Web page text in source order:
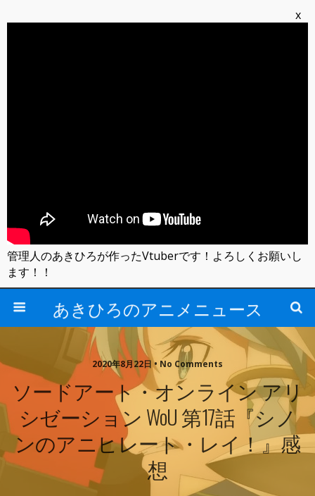
あきひろのアニメニュース
2020年8月22日 • No Comments
ソードアート・オンライン アリ
シゼーション WoU 第17話『シノ
ンのアニヒレート・レイ！』感
想
x
管理人のあきひろが作ったVtuberです！よろしくお願いし
ます！！